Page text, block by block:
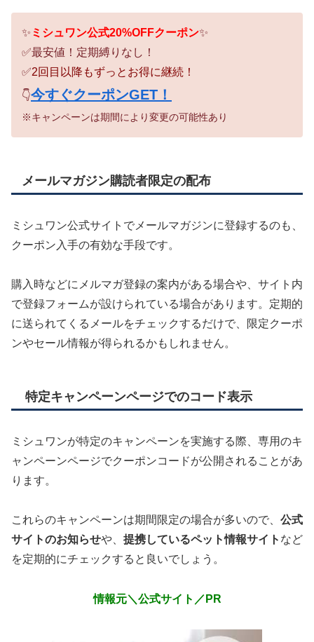
✨ ミシュワン公式20%OFFクーポン✨
✅最安値！定期縛りなし！
✅2回目以降もずっとお得に継続！
👇今すぐクーポンGET！
※キャンペーンは期間により変更の可能性あり
メールマガジン購読者限定の配布
ミシュワン公式サイトでメールマガジンに登録するのも、
クーポン入手の有効な手段です。
購入時などにメルマガ登録の案内がある場合や、サイト内
で登録フォームが設けられている場合があります。定期的
に送られてくるメールをチェックするだけで、限定クーポ
ンやセール情報が得られるかもしれません。
特定キャンペーンページでのコード表示
ミシュワンが特定のキャンペーンを実施する際、専用のキ
ャンペーンページでクーポンコードが公開されることがあ
ります。
これらのキャンペーンは期間限定の場合が多いので、 公式
サイトのお知らせや、 提携しているペット情報サイト など
を定期的にチェックすると良いでしょう。
情報元＼公式サイト／PR